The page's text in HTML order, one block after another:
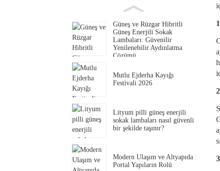
Güneş ve Rüzgar Hibritli
Güneş Enerjili Sokak
Lambaları: Güvenilir
Yenilenebilir Aydınlatma
Çözümü
Mutlu Ejderha Kayığı
Festivali 2026
Lityum pilli güneş enerjili
sokak lambaları nasıl güvenli
bir şekilde taşınır?
Modern Ulaşım ve Altyapıda
Portal Yapıların Rolü